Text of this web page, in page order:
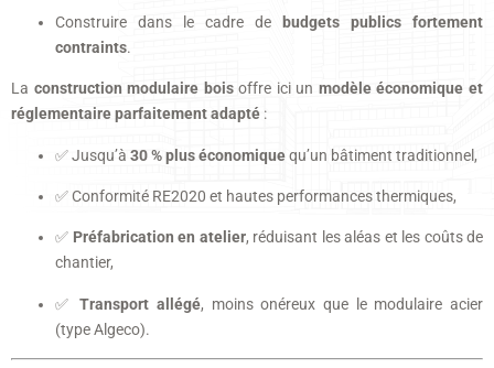
Construire dans le cadre de
budgets publics fortement
contraints.
La construction modulaire boisoffre ici un modèle économique et
réglementaire parfaitement adapté :
✅ Jusqu’à 30 % plus économiquequ’un bâtiment traditionnel,
✅ Conformité RE2020 et hautes performances thermiques,
✅ Préfabrication en atelier, réduisant les aléas et les coûts de
chantier,
✅Transport allégé, moins onéreux que le modulaire acier
(type Algeco).